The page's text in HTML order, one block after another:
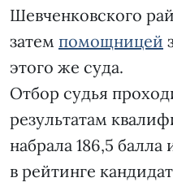
Шевченковского
затем помощницей
этого же суда.
Отбор судья
результатам
набрала 186,5
в рейтинге